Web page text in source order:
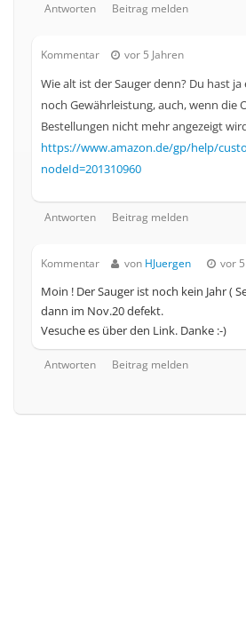
Antworten Beitrag melden
Kommentar vor 5 Jahren
Wie alt ist der Sauger denn? Du hast
noch Gewährleistung, auch, wenn die
Bestellungen nicht mehr angezeigt
https://www.amazon.de/gp/help/
nodeId=201310960
Antworten Beitrag melden
Kommentar von HJuergen vor
Moin ! Der Sauger ist noch kein Jahr (
dann im Nov.20 defekt.
Vesuche es über den Link. Danke :-)
Antworten Beitrag melden